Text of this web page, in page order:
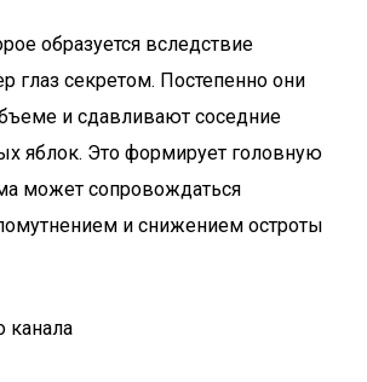
образуется вследствие
глаз секретом. Постепенно они
и сдавливают соседние
яблок. Это формирует головную
может сопровождаться
и снижением остроты
канала